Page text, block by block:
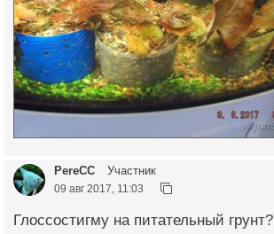
PereCC Участник
09 авг 2017, 11:03
Глоссостигму на питательный грунт?